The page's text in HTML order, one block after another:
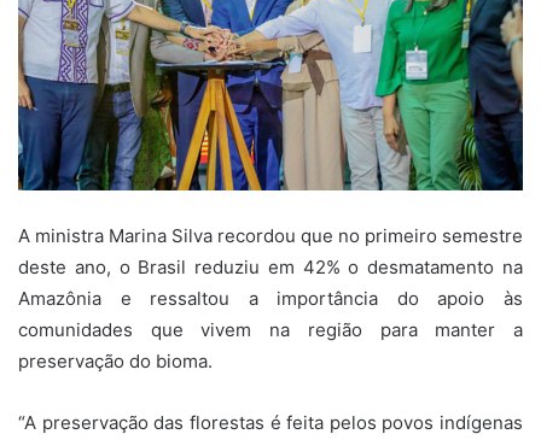
A ministra Marina Silva recordou que no primeiro semestre
deste ano, o Brasil reduziu em 42% o desmatamento na
Amazônia e ressaltou a importância do apoio às
comunidades que vivem na região para manter a
preservação do bioma.
“A preservação das florestas é feita pelos povos indígenas